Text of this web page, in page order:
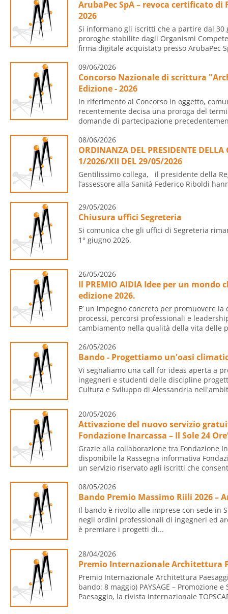
ArubaPec SpA – revoca certificato
2026
Si informano gli iscritti che a partire dal 30
proroghe stabilite dagli Organismi
firma digitale acquistato presso ArubaPec
09/06/2026
Concorso Nazionale di scrittura
Edizione - 2026
In riferimento al Concorso in oggetto,
recentemente decisa una proroga del
domande di partecipazione
08/06/2026
ORDINANZA DEL PRESIDENTE
1/2026/XII DEL 29/05/2026
Gentilissimo collega, il presidente della
l’assessore alla Sanità Federico Riboldi
29/05/2026
Chiusura uffici Segreteria
Si comunica che gli uffici di Segreteria
1° giugno 2026.
26/05/2026
Il PREMIO AIDIA Idee per un mondo
edizione 2026.
E’ un impegno concreto per promuovere
processi, percorsi professionali e
cambiamento nella qualità della vita delle
26/05/2026
Bando - Progettiamo un'oasi
Vi segnaliamo una call for ideas aperta a
ingegneri e studenti delle discipline
Cultura e Sviluppo di Alessandria
20/05/2026
Attivazione del nuovo servizio
Fondazione Inarcassa – Il Sole 24
Grazie alla collaborazione tra Fondazione
disponibile la Rassegna informativa
un servizio riservato agli iscritti che
08/05/2026
Bando Premio Massimo Riili 2026 –
Il bando è rivolto alle imprese con sede in
negli ordini professionali di ingegneri ed
è premiare i progetti di...
28/04/2026
Premio Internazionale Architettura
Premio Internazionale Architettura
bando: 8 maggio) PAYSAGE – Promozione
Paesaggio, la rivista internazionale